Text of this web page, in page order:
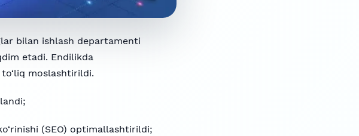
bilan ishlash departamenti
etadi. Endilikda
moslashtirildi.
(SEO) optimallashtirildi;